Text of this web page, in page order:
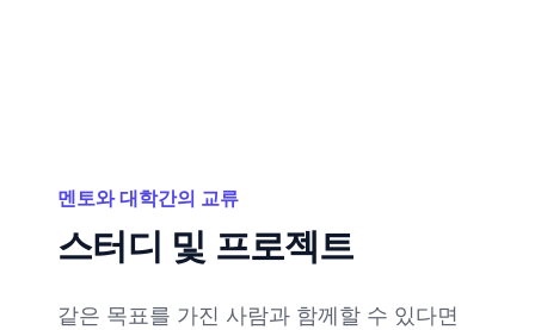
멘토와 대학간의 교류
스터디 및 프로젝트
같은 목표를 가진 사람과 함께할 수 있다면